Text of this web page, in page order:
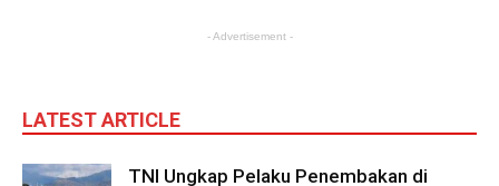
- Advertisement -
LATEST ARTICLE
TNI Ungkap Pelaku Penembakan di